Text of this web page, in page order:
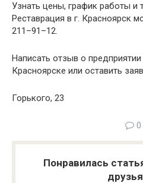
Узнать цены, график работы и
Реставрация в г. Красноярск
211–91–12.
Написать отзыв о
Красноярске или оставить
Горького, 23
0
Понравилась